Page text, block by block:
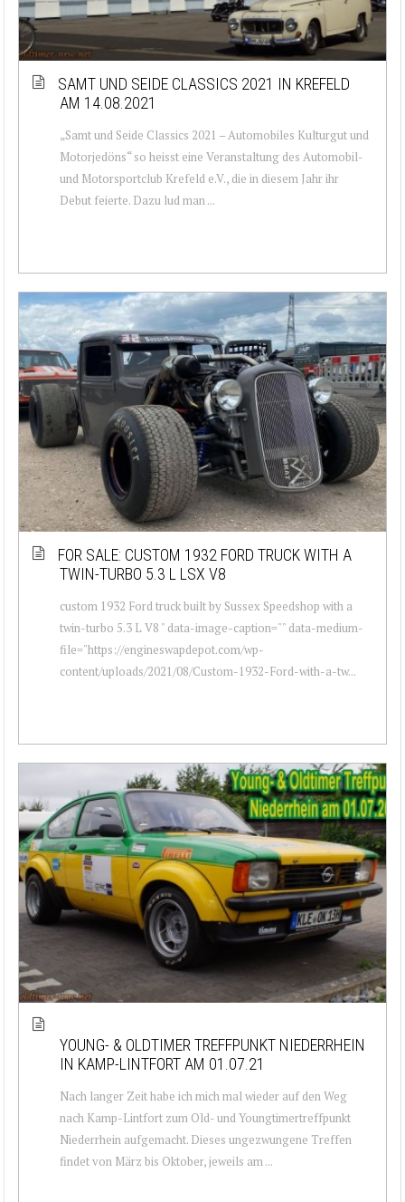
SAMT UND SEIDE CLASSICS 2021 IN KREFELD
AM 14.08.2021
„Samt und Seide Classics 2021 – Automobiles Kulturgut und
Motorjedöns“ so heisst eine Veranstaltung des Automobil-
und Motorsportclub Krefeld e.V., die in diesem Jahr ihr
Debut feierte. Dazu lud man ...
FOR SALE: CUSTOM 1932 FORD TRUCK WITH A
TWIN-TURBO 5.3 L LSX V8
custom 1932 Ford truck built by Sussex Speedshop with a
twin-turbo 5.3 L V8 " data-image-caption="" data-medium-
file="https://engineswapdepot.com/wp-
content/uploads/2021/08/Custom-1932-Ford-with-a-tw...
YOUNG- & OLDTIMER TREFFPUNKT NIEDERRHEIN
IN KAMP-LINTFORT AM 01.07.21
Nach langer Zeit habe ich mich mal wieder auf den Weg
nach Kamp-Lintfort zum Old- und Youngtimertreffpunkt
Niederrhein aufgemacht. Dieses ungezwungene Treffen
findet von März bis Oktober, jeweils am ...